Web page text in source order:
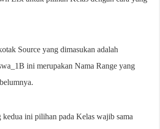
Source yang dimasukan adalah
ini merupakan Nama Range yang
kedua ini pilihan pada Kelas wajib sama